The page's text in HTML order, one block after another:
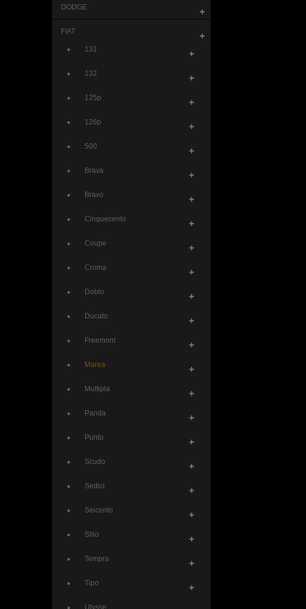
DODGE +
FIAT
131 +
132 +
125p +
126p +
500 +
Brava +
Bravo +
Cinquecento +
Coupe +
Croma +
Doblo +
Ducato +
Freemont +
Marea +
Multipla +
Panda +
Punto +
Scudo +
Sedici +
Seicento +
Stilo +
Tempra +
Tipo +
Ulysse
+